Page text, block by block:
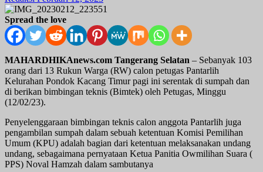
Spread the love
MAHARDHIKAnews.com Tangerang Selatan – Sebanyak 103
orang dari 13 Rukun Warga (RW) calon petugas Pantarlih
Kelurahan Pondok Kacang Timur pagi ini serentak di sumpah dan
di berikan bimbingan teknis (Bimtek) oleh Petugas, Minggu
(12/02/23).
Penyelenggaraan bimbingan teknis calon anggota Pantarlih juga
pengambilan sumpah dalam sebuah ketentuan Komisi Pemilihan
Umum (KPU) adalah bagian dari ketentuan melaksanakan undang
undang, sebagaimana pernyataan Ketua Panitia Owmilihan Suara (
PPS) Noval Hamzah dalam sambutanya